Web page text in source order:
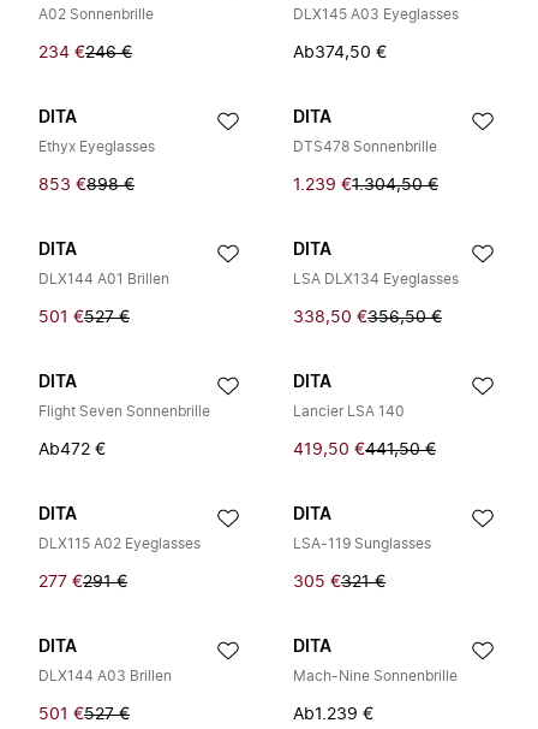
A02 Sonnenbrille
234 €246 €
DLX145 A03 Eyeglasses
Ab374,50 €
DITA
Ethyx Eyeglasses
853 €898 €
DITA
DTS478 Sonnenbrille
1.239 €1.304,50 €
DITA
DLX144 A01 Brillen
501 €527 €
DITA
LSA DLX134 Eyeglasses
338,50 €356,50 €
DITA
Flight Seven Sonnenbrille
Ab472 €
DITA
Lancier LSA 140
419,50 €441,50 €
DITA
DLX115 A02 Eyeglasses
277 €291 €
DITA
LSA-119 Sunglasses
305 €321 €
DITA
DLX144 A03 Brillen
501 €527 €
DITA
Mach-Nine Sonnenbrille
Ab1.239 €